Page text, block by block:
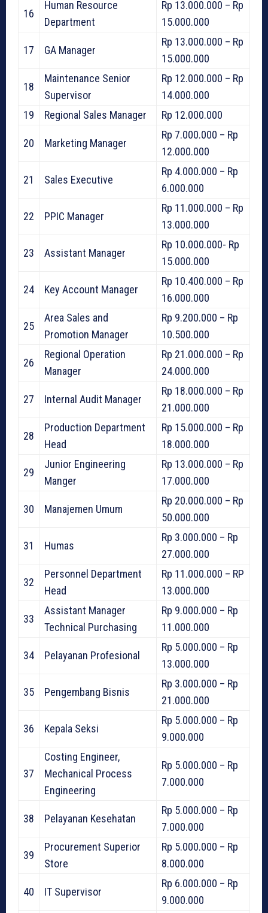
16
Human Resource
Department
Rp 13.000.000 – Rp
15.000.000
17 GA Manager
Rp 13.000.000 – Rp
15.000.000
18
Maintenance Senior
Supervisor
Rp 12.000.000 – Rp
14.000.000
19
Regional Sales Manager Rp 12.000.000
20 Marketing Manager
Rp 7.000.000 – Rp
12.000.000
21 Sales Executive
Rp 4.000.000 – Rp
6.000.000
22 PPIC Manager
Rp 11.000.000 – Rp
13.000.000
23 Assistant Manager
Rp 10.000.000- Rp
15.000.000
24 Key Account Manager
Rp 10.400.000 – Rp
16.000.000
25
Area Sales and
Promotion Manager
Rp 9.200.000 – Rp
10.500.000
26
Regional Operation
Manager
Rp 21.000.000 – Rp
24.000.000
27 Internal Audit Manager
Rp 18.000.000 – Rp
21.000.000
28
Production Department
Head
Rp 15.000.000 – Rp
18.000.000
29
Junior Engineering
Manger
Rp 13.000.000 – Rp
17.000.000
30 Manajemen Umum
Rp 20.000.000 – Rp
50.000.000
31 Humas
Rp 3.000.000 – Rp
27.000.000
32
Personnel Department
Head
Rp 11.000.000 – RP
13.000.000
33
Assistant Manager
Technical Purchasing
Rp 9.000.000 – Rp
11.000.000
34 Pelayanan Profesional
Rp 5.000.000 – Rp
13.000.000
35 Pengembang Bisnis
Rp 3.000.000 – Rp
21.000.000
36 Kepala Seksi
Rp 5.000.000 – Rp
9.000.000
37
Costing Engineer,
Mechanical Process
Engineering
Rp 5.000.000 – Rp
7.000.000
38 Pelayanan Kesehatan
Rp 5.000.000 – Rp
7.000.000
39
Procurement Superior
Store
Rp 5.000.000 – Rp
8.000.000
40 IT Supervisor
Rp 6.000.000 – Rp
9.000.000